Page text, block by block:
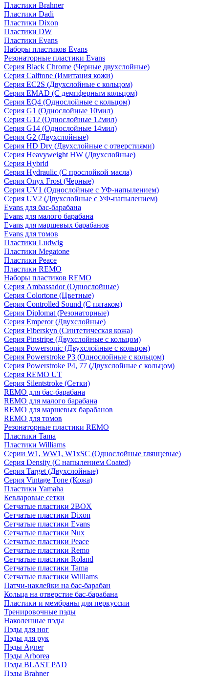
Пластики Brahner
Пластики Dadi
Пластики Dixon
Пластики DW
Пластики Evans
Наборы пластиков Evans
Резонаторные пластики Evans
Серия Black Chrome (Черные двухслойные)
Серия Calftone (Имитация кожи)
Серия EC2S (Двухслойные с кольцом)
Серия EMAD (С демпферным кольцом)
Серия EQ4 (Однослойные с кольцом)
Серия G1 (Однослойные 10мил)
Серия G12 (Однослойные 12мил)
Серия G14 (Однослойные 14мил)
Серия G2 (Двухслойные)
Серия HD Dry (Двухслойные с отверстиями)
Серия Heavyweight HW (Двухслойные)
Серия Hybrid
Серия Hydraulic (С прослойкой масла)
Серия Onyx Frost (Черные)
Серия UV1 (Однослойные с УФ-напылением)
Серия UV2 (Двухслойные с УФ-напылением)
Evans для бас-барабана
Evans для малого барабана
Evans для маршевых барабанов
Evans для томов
Пластики Ludwig
Пластики Megatone
Пластики Peace
Пластики REMO
Наборы пластиков REMO
Серия Ambassador (Однослойные)
Серия Colortone (Цветные)
Серия Controlled Sound (С пятаком)
Серия Diplomat (Резонаторные)
Серия Emperor (Двухслойные)
Серия Fiberskyn (Синтетическая кожа)
Серия Pinstripe (Двухслойные с кольцом)
Серия Powersonic (Двухслойные с кольцом)
Серия Powerstroke P3 (Однослойные с кольцом)
Серия Powerstroke P4, 77 (Двухслойные с кольцом)
Серия REMO UT
Серия Silentstroke (Сетки)
REMO для бас-барабана
REMO для малого барабана
REMO для маршевых барабанов
REMO для томов
Резонаторные пластики REMO
Пластики Tama
Пластики Williams
Серии W1, WW1, W1xSC (Однослойные глянцевые)
Серия Density (C напылением Coated)
Серия Target (Двухслойные)
Серия Vintage Tone (Кожа)
Пластики Yamaha
Кевларовые сетки
Сетчатые пластики 2BOX
Сетчатые пластики Dixon
Сетчатые пластики Evans
Сетчатые пластики Nux
Сетчатые пластики Peace
Сетчатые пластики Remo
Сетчатые пластики Roland
Сетчатые пластики Tama
Сетчатые пластики Williams
Патчи-наклейки на бас-барабан
Кольца на отверстие бас-барабана
Пластики и мембраны для перкуссии
Тренировочные пэды
Наколенные пэды
Пэды для ног
Пэды для рук
Пэды Agner
Пэды Arborea
Пэды BLAST PAD
Пэды Brahner